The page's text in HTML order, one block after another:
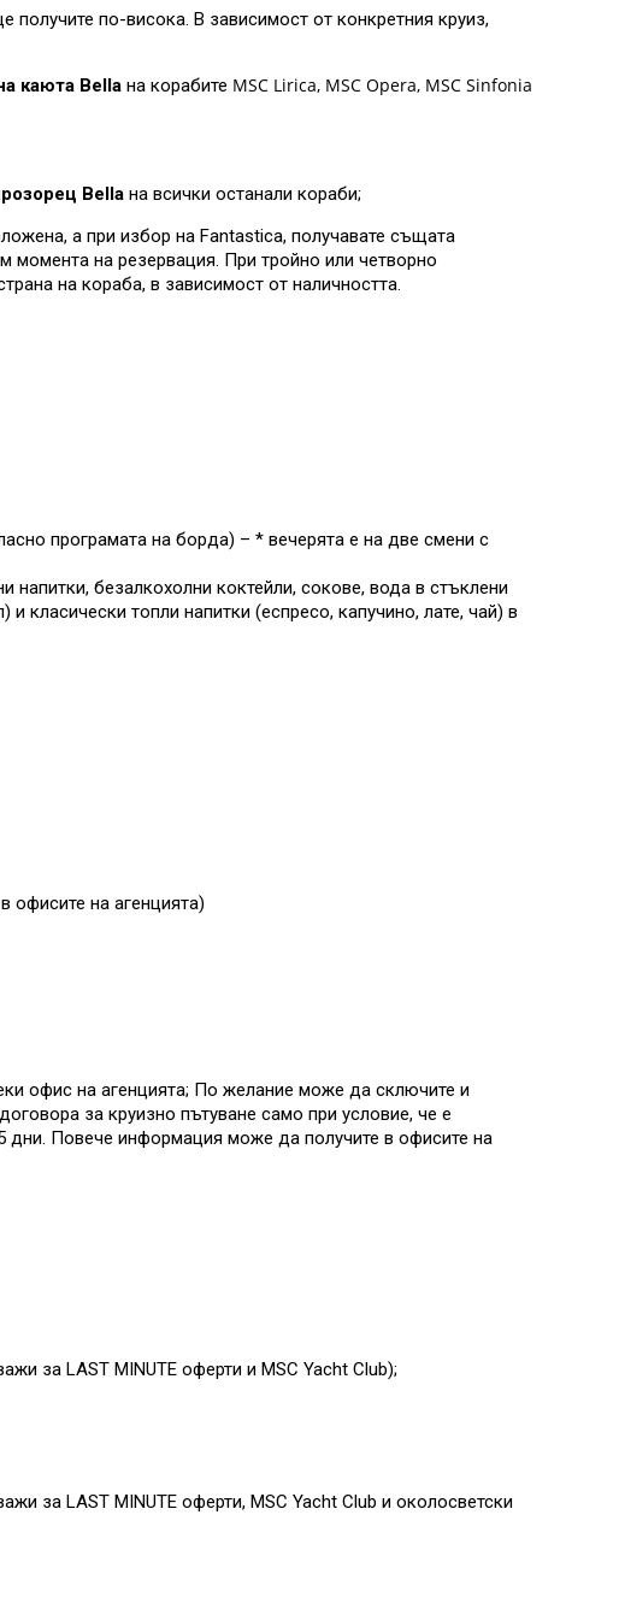
по-висока. В зависимост от конкретния круиз,
каюта Bella на корабите MSC Lirica, MSC Opera, MSC Sinfonia
Bella на всички останали кораби;
а при избор на Fantastica, получавате същата
момента на резервация. При тройно или четворно
на кораба, в зависимост от наличността.
програмата на борда) – * вечерята е на две смени с
напитки, безалкохолни коктейли, сокове, вода в стъклени
класически топли напитки (еспресо, капучино, лате, чай) в
офисите на агенцията)
офис на агенцията; По желание може да сключите и
за круизно пътуване само при условие, че е
дни. Повече информация може да получите в офисите на
за LAST MINUTE оферти и MSC Yacht Club);
за LAST MINUTE оферти, MSC Yacht Club и околосветски